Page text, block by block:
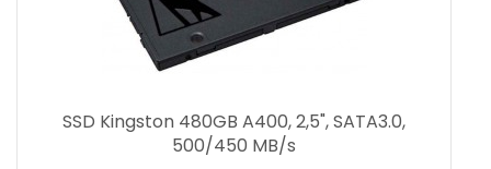
SSD Kingston 480GB A400, 2,5", SATA3.0,
500/450 MB/s